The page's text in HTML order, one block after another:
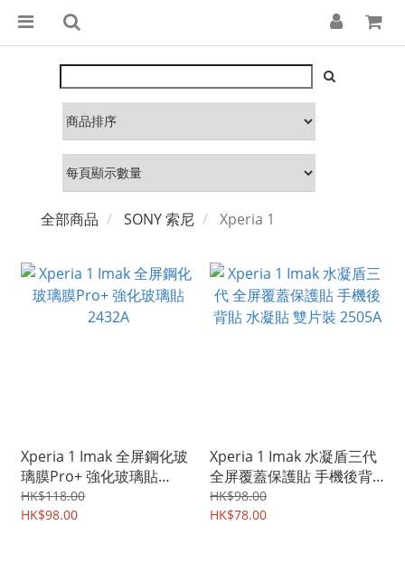
全部商品 SONY 索尼 Xperia 1
Xperia 1 Imak 全屏鋼化玻
璃膜Pro+ 強化玻璃貼
2432A
HK$118.00
HK$98.00
Xperia 1 Imak 水凝盾三代
全屏覆蓋保護貼 手機後背
貼 水凝貼 雙片裝 2505A
HK$98.00
HK$78.00